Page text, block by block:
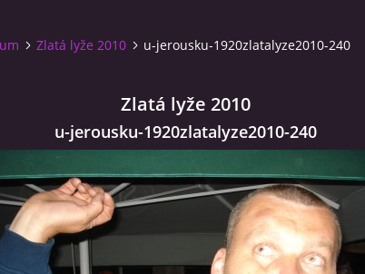
Zlatá lyže 2010 u-jerousku-1920zlatalyze2010-240
Zlatá lyže 2010
u-jerousku-1920zlatalyze2010-240